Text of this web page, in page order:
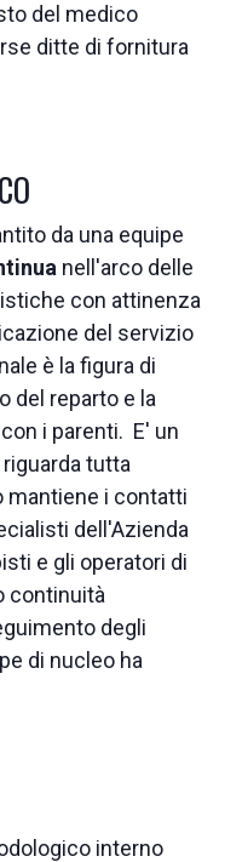
del medico
ditte di fornitura
da una equipe
nell'arco delle
con attinenza
del servizio
è la figura di
del reparto e la
i parenti. E' un
tutta
mantiene i contatti
dell'Azienda
e gli operatori di
continuità
degli
di nucleo ha
interno